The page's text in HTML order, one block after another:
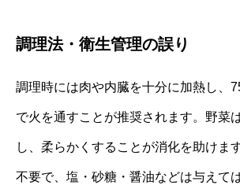
調理法・衛生管理の誤り
調理時には肉や内臓を十分に加熱し、
で火を通すことが推奨されます。野菜
し、柔らかくすることが消化を助けま
不要で、塩・砂糖・醤油などは与えて